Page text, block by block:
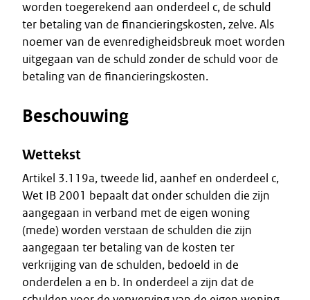
worden toegerekend aan onderdeel c, de schuld
ter betaling van de financieringskosten, zelve. Als
noemer van de evenredigheidsbreuk moet worden
uitgegaan van de schuld zonder de schuld voor de
betaling van de financieringskosten.
Beschouwing
Wettekst
Artikel 3.119a, tweede lid, aanhef en onderdeel c,
Wet IB 2001 bepaalt dat onder schulden die zijn
aangegaan in verband met de eigen woning
(mede) worden verstaan de schulden die zijn
aangegaan ter betaling van de kosten ter
verkrijging van de schulden, bedoeld in de
onderdelen a en b. In onderdeel a zijn dat de